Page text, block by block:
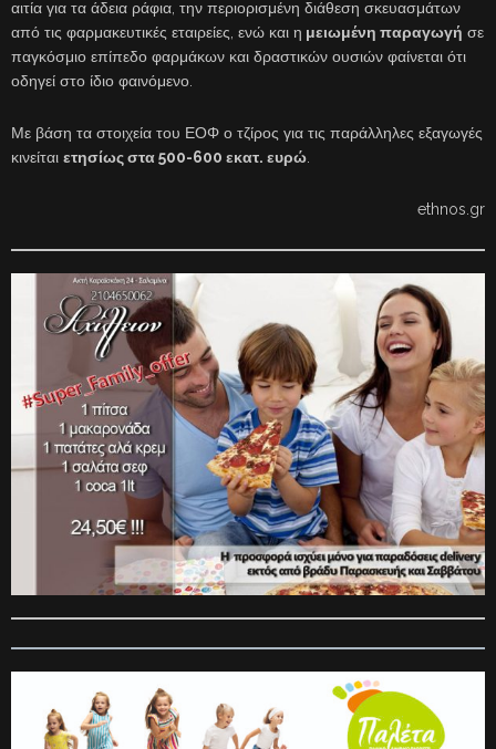
αιτία για τα άδεια ράφια, την περιορισμένη διάθεση σκευασμάτων
από τις φαρμακευτικές εταιρείες, ενώ και η μειωμένη παραγωγή σε
παγκόσμιο επίπεδο φαρμάκων και δραστικών ουσιών φαίνεται ότι
οδηγεί στο ίδιο φαινόμενο.
Με βάση τα στοιχεία του ΕΟΦ ο τζίρος για τις παράλληλες εξαγωγές
κινείται ετησίως στα 500-600 εκατ. ευρώ.
ethnos.gr